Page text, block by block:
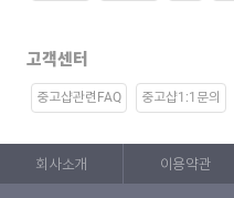
고객센터
중고샵관련FAQ 중고샵1:1문의
회사소개 이용약관